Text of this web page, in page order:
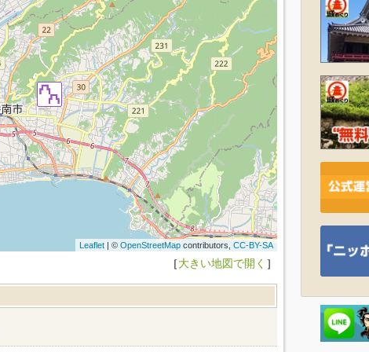
Leaflet| © OpenStreetMapcontributors, CC-BY-SA
［大きい地図で開く ］